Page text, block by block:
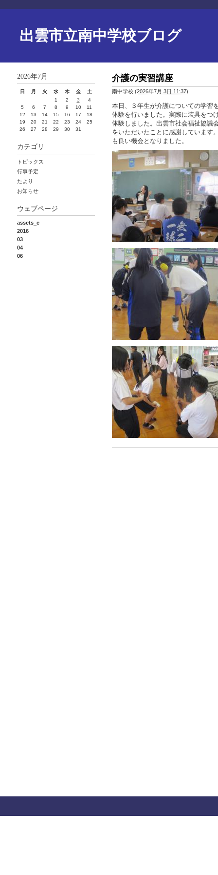
出雲市立南中学校ブログ
介護の実習講座
南中学校 (2026年7月 3日 11:37)
本日、３年生が介護についての学習
体験を行いました。実際に装具をつ
体験しました。出雲市社会福祉協議
をいただいたことに感謝しています
も良い機会となりました。
2026年7月
日 月 火 水 木 金
土
1
2 3
4
5
6 7 8 9 10
11
12
13 14 15 16 17
18
19
20 21 22 23 24
25
26
27 28 29 30 31
カテゴリ
トピックス
行事予定
たより
お知らせ
ウェブページ
assets_c
2016
03
04
06